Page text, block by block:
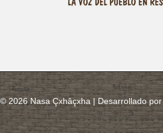
© 2026 Nasa Çxhâçxha | Desarrollado por